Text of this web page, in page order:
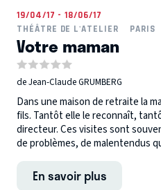
19/04/17 - 18/06/17
THÉÂTRE DE L'ATELIER
PARIS
Votre maman
de Jean-Claude GRUMBERG
Dans une maison de retraite la
fils. Tantôt elle le reconnaît,
directeur. Ces visites sont
de problèmes, de malentendus
En savoir plus